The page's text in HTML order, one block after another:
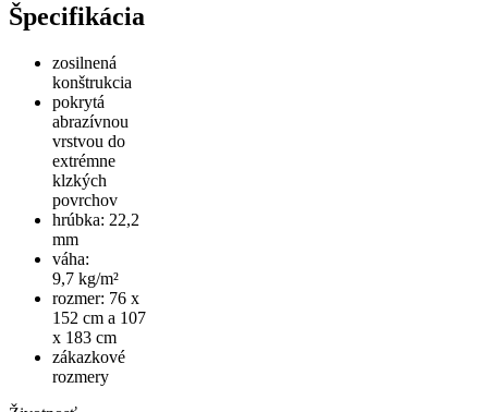
Špecifikácia
zosilnená
konštrukcia
pokrytá
abrazívnou
vrstvou do
extrémne
klzkých
povrchov
hrúbka: 22,2
mm
váha:
9,7 kg/m²
rozmer: 76 x
152 cm a 107
x 183 cm
zákazkové
rozmery